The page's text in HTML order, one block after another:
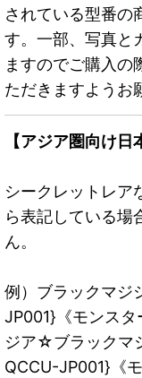
されている型番の
す。一部、写真と
ますのでご購入の
ただきますようお
【アジア圏向け日
シークレットレア
ら表記している場
ん。
例）ブラックマジ
JP001}《モンス
ジア☆ブラックマ
QCCU-JP001}《モ